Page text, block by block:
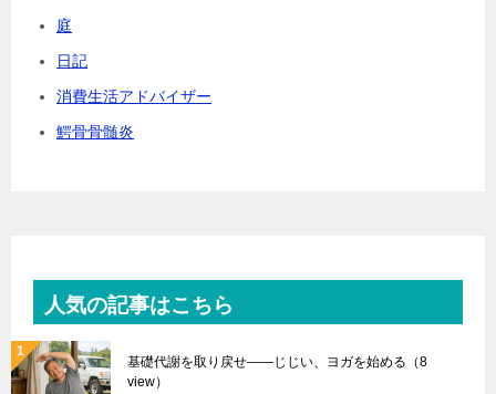
庭
日記
消費生活アドバイザー
鰐骨骨髄炎
人気の記事はこちら
基礎代謝を取り戻せ――じじい、ヨガを始める （8
view）